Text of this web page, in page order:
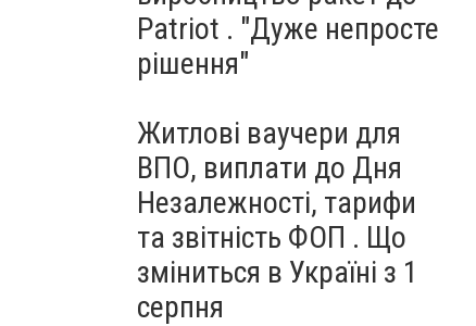
Patriot . "Дуже непросте
рішення"
Житлові ваучери для
ВПО, виплати до Дня
Незалежності, тарифи
та звітність ФОП . Що
зміниться в Україні з 1
серпня